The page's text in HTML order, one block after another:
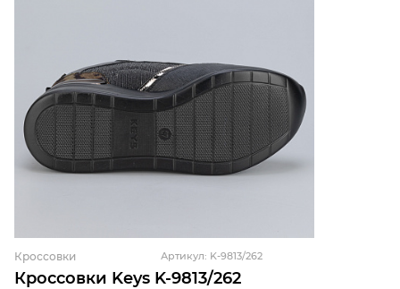
Кроссовки Keys K-9813/262
Кроссовки Артикул: K-9813/262